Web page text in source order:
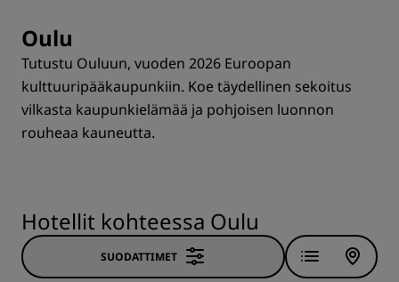
Oulu
Tutustu Ouluun, vuoden 2026 Euroopan
kulttuuripääkaupunkiin. Koe täydellinen sekoitus
vilkasta kaupunkielämää ja pohjoisen luonnon
rouheaa kauneutta.
Hotellit kohteessa Oulu
SUODATTIMET